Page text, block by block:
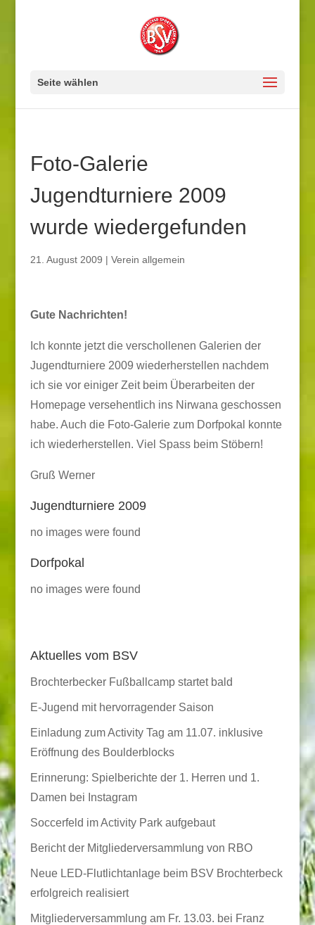
Seite wählen
Foto-Galerie
Jugendturniere 2009
wurde wiedergefunden
21. August 2009 | Verein allgemein
Gute Nachrichten!
Ich konnte jetzt die verschollenen Galerien der
Jugendturniere 2009 wiederherstellen nachdem
ich sie vor einiger Zeit beim Überarbeiten der
Homepage versehentlich ins Nirwana geschossen
habe. Auch die Foto-Galerie zum Dorfpokal konnte
ich wiederherstellen. Viel Spass beim Stöbern!
Gruß Werner
Jugendturniere 2009
no images were found
Dorfpokal
no images were found
Aktuelles vom BSV
Brochterbecker Fußballcamp startet bald
E-Jugend mit hervorragender Saison
Einladung zum Activity Tag am 11.07. inklusive
Eröffnung des Boulderblocks
Erinnerung: Spielberichte der 1. Herren und 1.
Damen bei Instagram
Soccerfeld im Activity Park aufgebaut
Bericht der Mitgliederversammlung von RBO
Neue LED-Flutlichtanlage beim BSV Brochterbeck
erfolgreich realisiert
Mitgliederversammlung am Fr. 13.03. bei Franz